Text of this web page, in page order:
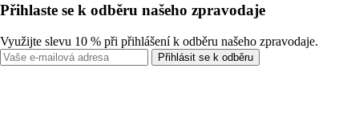
Přihlaste se k odběru našeho zpravodaje
Využijte slevu 10 % při přihlášení k odběru našeho zpravodaje.
Přihlásit se k odběru